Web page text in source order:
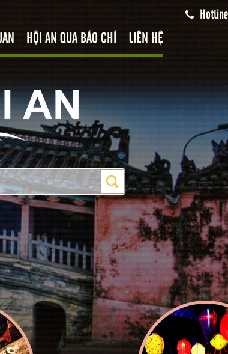
HỘI AN QUA BÁO CHÍ LIÊN HỆ